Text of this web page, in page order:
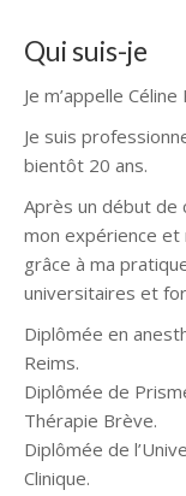
Qui suis-je
Je m’appelle
Je suis
bientôt 20 ans.
Après un début de
mon expérience et
grâce à ma
universitaires et
Diplômée en
Reims.
Diplômée de
Thérapie Brève.
Diplômée de
Clinique.